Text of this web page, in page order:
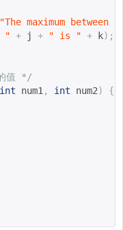
"The maximum between "
" + j + " is " + k);
值 */
int num1 , int num2)
{